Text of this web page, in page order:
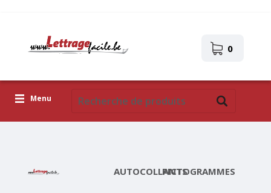
0
Menu
AUTOCOLLANTSPICTOGRAMMES